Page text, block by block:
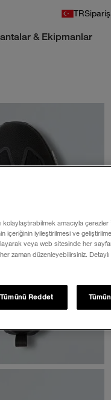
TR
& Ekipmanlar
amacıyla çerezler
içeriğinin iyileştirilmesi ve
veya web sitesinde her
zaman düzenleyebilirsiniz.
Tümünü Reddet